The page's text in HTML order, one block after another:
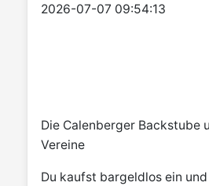
Details
2026-07-07 09:54:13
Die Calenberger Backstube
Vereine
Du kaufst bargeldlos ein